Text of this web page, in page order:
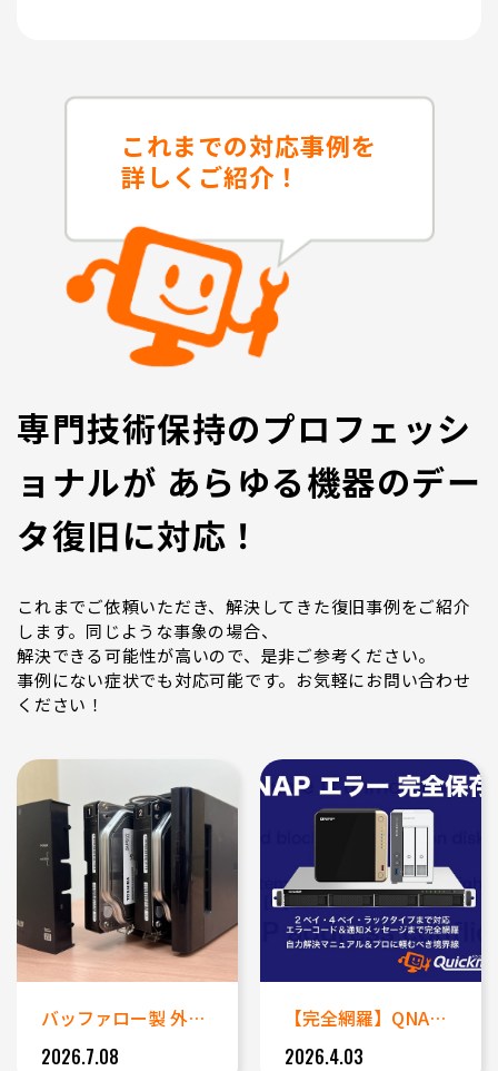
これまでの対応事例を
詳しくご紹介！
専門技術保持のプロフェッシ
ョナルが あらゆる機器のデー
タ復旧に対応！
これまでご依頼いただき、解決してきた復旧事例をご紹介
します。同じような事象の場合、
解決できる可能性が高いので、是非ご参考ください。
事例にない症状でも対応可能です。お気軽にお問い合わせ
ください！
バッファロー製 外付けHDD（...
2026.7.08
【完全網羅】QNAP NASの...
2026.4.03